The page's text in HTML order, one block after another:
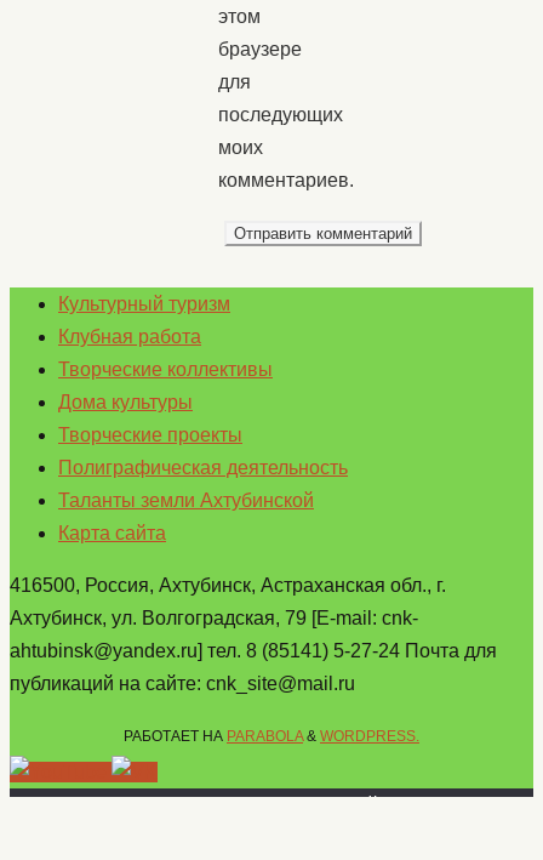
этом
браузере
для
последующих
моих
комментариев.
Культурный туризм
Клубная работа
Творческие коллективы
Дома культуры
Творческие проекты
Полиграфическая деятельность
Таланты земли Ахтубинской
Карта сайта
416500, Россия, Ахтубинск, Астраханская обл., г.
Ахтубинск, ул. Волгоградская, 79 [E-mail: cnk-
ahtubinsk@yandex.ru] тел. 8 (85141) 5-27-24 Почта для
публикаций на сайте: cnk_site@mail.ru
РАБОТАЕТ НА PARABOLA& WORDPRESS.